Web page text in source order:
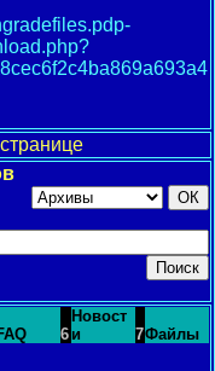
6
Новост
и
7Файлы